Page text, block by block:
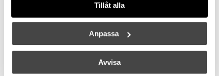
Tillåt alla
Anpassa
Avvisa
Andra köpte även